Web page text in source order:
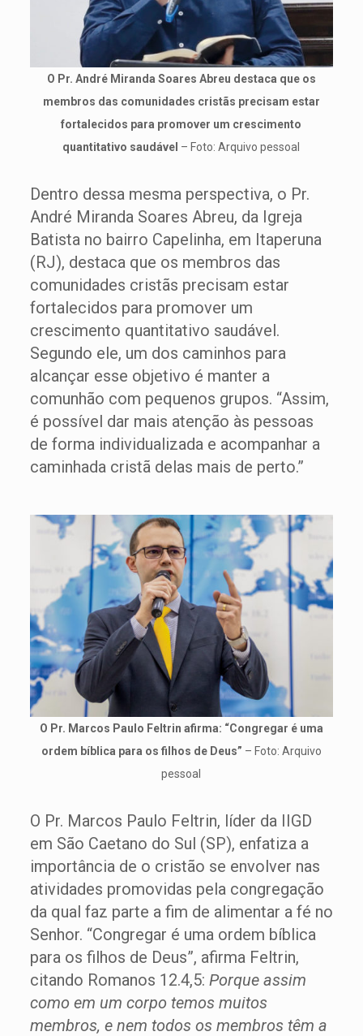
O Pr. André Miranda Soares Abreu destaca que os
membros das comunidades cristãs precisam estar
fortalecidos para promover um crescimento
quantitativo saudável – Foto: Arquivo pessoal
Dentro dessa mesma perspectiva, o Pr.
André Miranda Soares Abreu, da Igreja
Batista no bairro Capelinha, em Itaperuna
(RJ), destaca que os membros das
comunidades cristãs precisam estar
fortalecidos para promover um
crescimento quantitativo saudável.
Segundo ele, um dos caminhos para
alcançar esse objetivo é manter a
comunhão com pequenos grupos. “Assim,
é possível dar mais atenção às pessoas
de forma individualizada e acompanhar a
caminhada cristã delas mais de perto.”
O Pr. Marcos Paulo Feltrin afirma: “Congregar é uma
ordem bíblica para os filhos de Deus” – Foto: Arquivo
pessoal
O Pr. Marcos Paulo Feltrin, líder da IIGD
em São Caetano do Sul (SP), enfatiza a
importância de o cristão se envolver nas
atividades promovidas pela congregação
da qual faz parte a fim de alimentar a fé no
Senhor. “Congregar é uma ordem bíblica
para os filhos de Deus”, afirma Feltrin,
citando Romanos 12.4,5: Porque assim
como em um corpo temos muitos
membros, e nem todos os membros têm a